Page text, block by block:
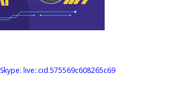
Skype: live:.cid.575569c608265c69